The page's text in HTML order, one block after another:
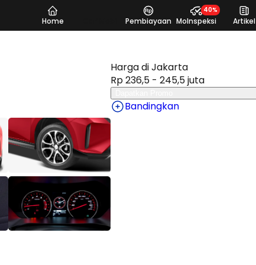
Home Pembiayaan MoInspeksi
40%
Artikel
Harga di Jakarta
Rp 236,5 - 245,5 juta
Bandingkan